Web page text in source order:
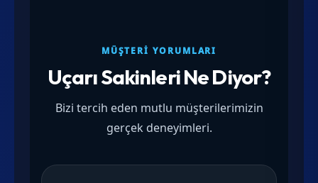
MÜŞTERI YORUMLARI
Uçarı Sakinleri Ne Diyor?
Bizi tercih eden mutlu müşterilerimizin
gerçek deneyimleri.